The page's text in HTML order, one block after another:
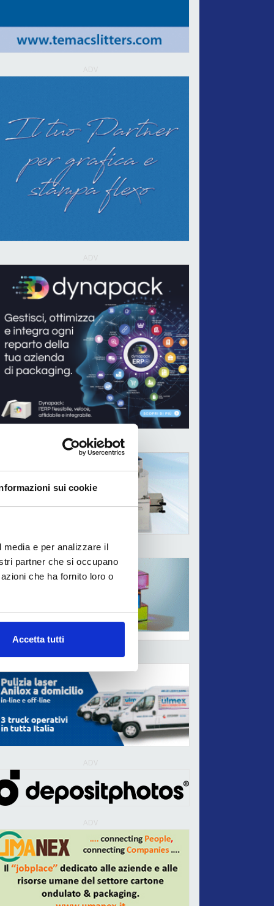
sui cookie
e per analizzare il
partner che si occupano
che ha fornito loro o
Accetta tutti
ADV
ADV
ADV